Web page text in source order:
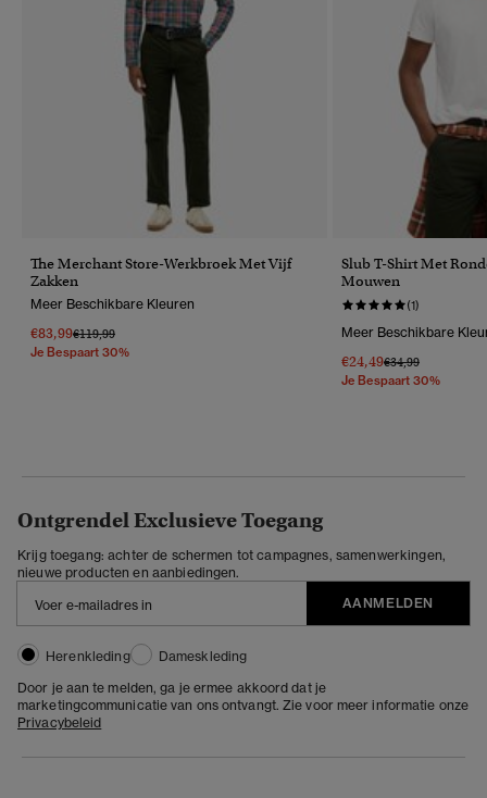
The Merchant Store-Werkbroek Met Vijf
Zakken
Meer Beschikbare Kleuren
€83,99Prijs Verlaagd Van
€119,99Naar
Je Bespaart 30%
Slub T-Shirt Met
Mouwen
(1)
Meer Beschikbare
€24,49Prijs Verlaagd Van
€34,99Naar
Je Bespaart 30%
Ontgrendel Exclusieve Toegang
Krijg toegang: achter de schermen tot campagnes, samenwerkingen,
nieuwe producten en aanbiedingen.
AANMELDEN
Herenkleding
Dameskleding
Door je aan te melden, ga je ermee akkoord dat je
marketingcommunicatie van ons ontvangt. Zie voor meer informatie onze
Privacybeleid